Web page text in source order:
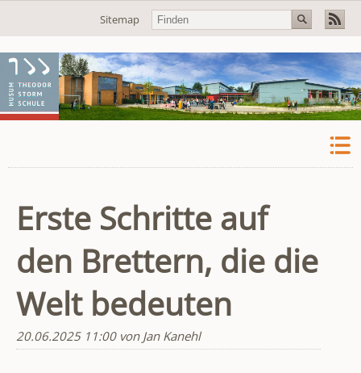
Navigation
Sitemap
Erste Schritte auf
den Brettern, die die
Welt bedeuten
20.06.2025 11:00von Jan Kanehl